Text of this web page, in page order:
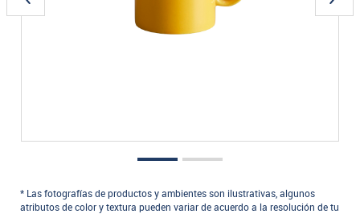
* Las fotografías de productos y ambientes son ilustrativas, algunos
atributos de color y textura pueden variar de acuerdo a la resolución de tu